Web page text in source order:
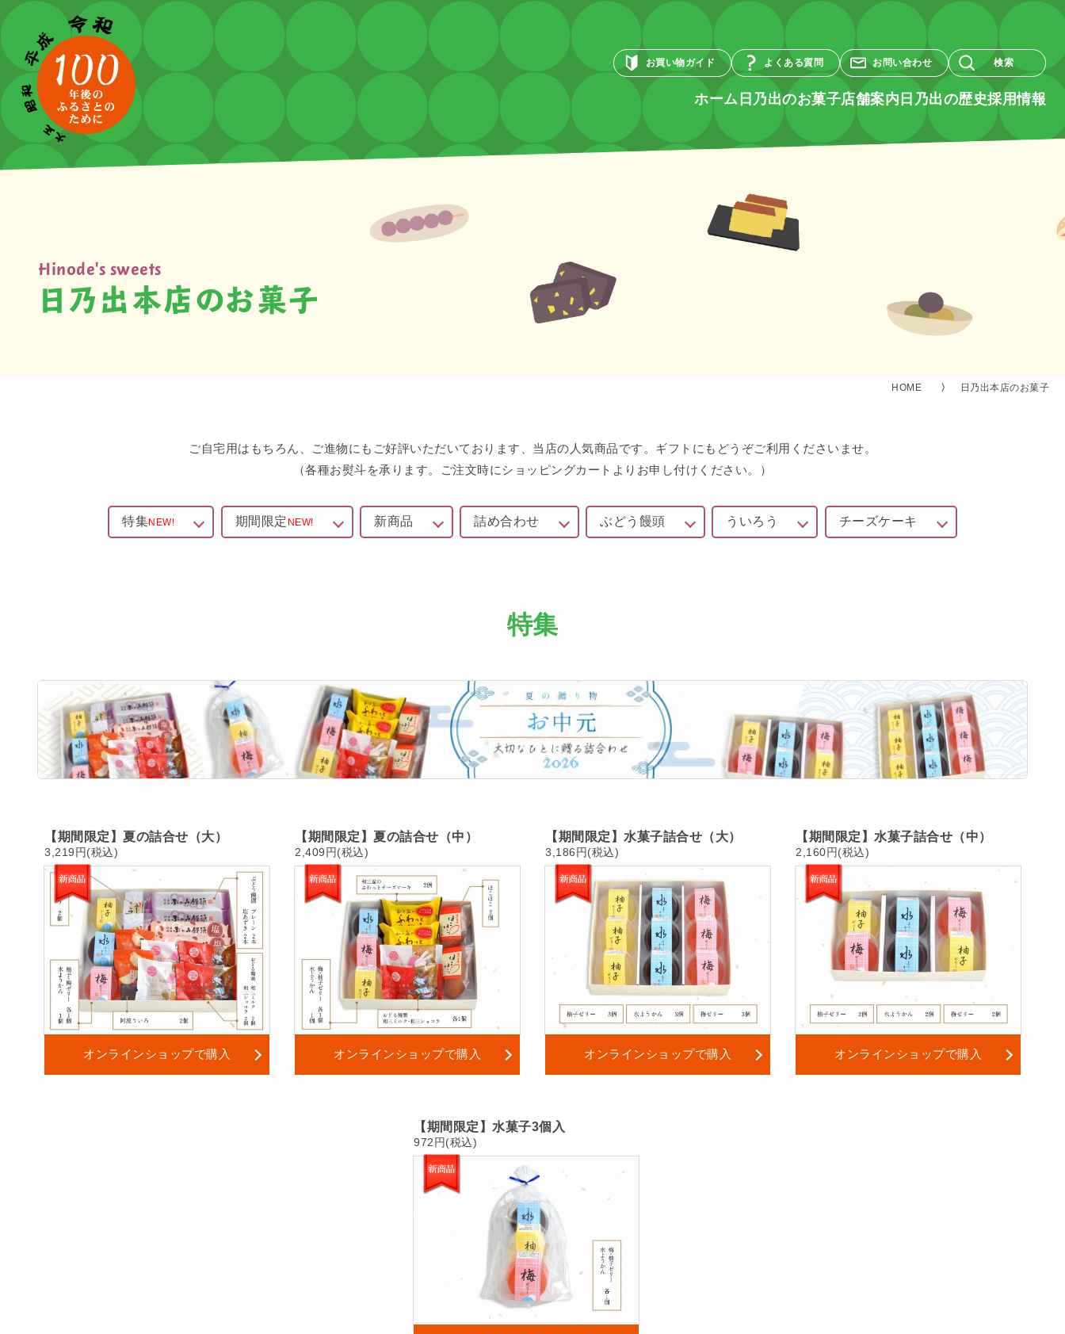
お買い物ガイド よくある質問 お問い合わせ 検索
ホーム 日乃出のお菓子店舗案内 日乃出の歴史採用情報
Hinode's sweets
日乃出本店のお菓子
HOME 日乃出本店のお菓子
ご自宅用はもちろん、ご進物にもご好評いただいております、当店の人気商品です。ギフトにもどうぞご利用くださいませ。
（各種お熨斗を承ります。ご注文時にショッピングカートよりお申し付けください。）
特集NEW! 期間限定 NEW! 新商品 詰め合わせ ぶどう饅頭 ういろう チーズケーキ
特集
【期間限定】夏の詰合せ（大）
3,219円(税込)
オンラインショップで購入
【期間限定】夏の詰合せ（中）
2,409円(税込)
オンラインショップで購入
【期間限定】水菓子詰合せ（大）
3,186円(税込)
オンラインショップで購入
【期間限定】水菓子詰合せ（中）
2,160円(税込)
オンラインショップで購入
【期間限定】水菓子3個入
972円(税込)